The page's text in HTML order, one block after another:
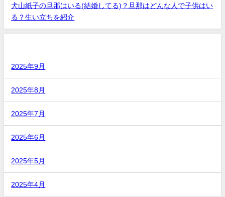
犬山紙子の旦那はいる(結婚してる)？旦那はどんな人で子供はい
る？生い立ちを紹介
2025年9月
2025年8月
2025年7月
2025年6月
2025年5月
2025年4月